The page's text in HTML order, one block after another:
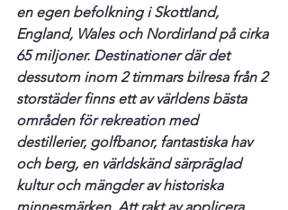
en egen befolkning i Skottland,
England, Wales och Nordirland på cirka
65 miljoner. Destinationer där det
dessutom inom 2 timmars bilresa från 2
storstäder finns ett av världens bästa
områden för rekreation med
destillerier, golfbanor, fantastiska hav
och berg, en världskänd särpräglad
kultur och mängder av historiska